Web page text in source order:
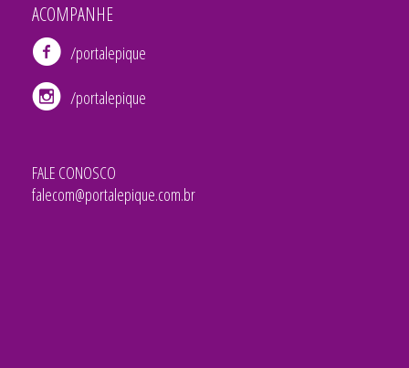
ACOMPANHE
/portalepique
/portalepique
FALE CONOSCO
falecom@portalepique.com.br